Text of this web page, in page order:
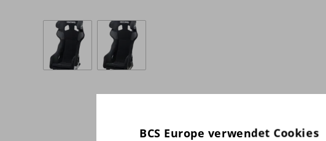
BCS Europe verwendet Cookies